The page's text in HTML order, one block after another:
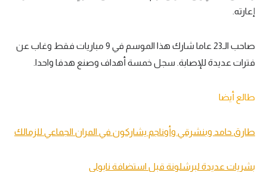
إعارته.
صاحب الـ23 عاما شارك هذا الموسم في 9 مباريات فقط وغاب عن
فترات عديدة للإصابة. سجل خمسة أهداف وصنع هدفا واحدا.
طالع أيضا
طارق حامد وبنشرقي وأوناجم يشاركون في المران الجماعي للزمالك
بشريات عديدة لبرشلونة قبل استضافة نابولي